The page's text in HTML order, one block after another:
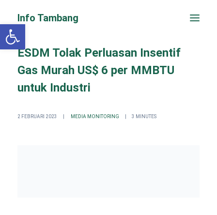
Info Tambang
ESDM Tolak Perluasan Insentif
Gas Murah US$ 6 per MMBTU
untuk Industri
2 FEBRUARI 2023 MEDIA MONITORING 3 MINUTES
Open toolbar